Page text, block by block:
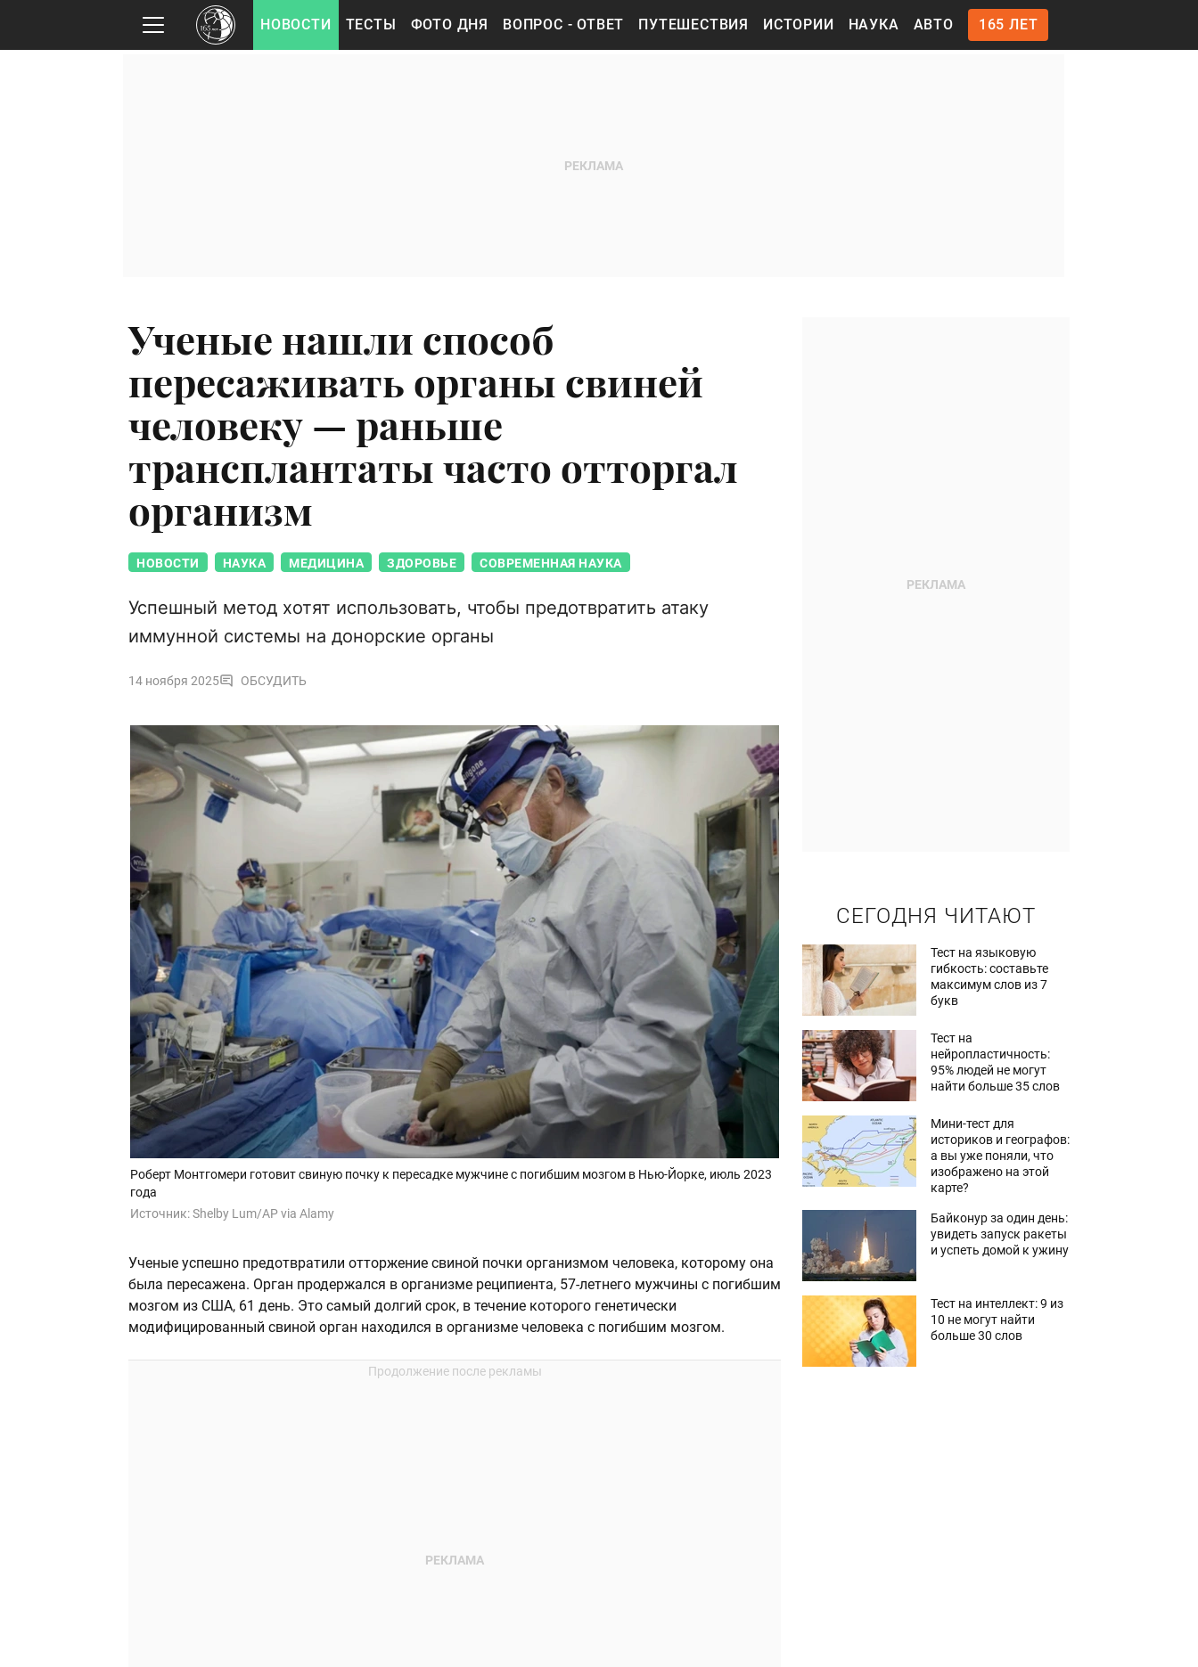
НОВОСТИ ТЕСТЫ ФОТО ДНЯ ВОПРОС - ОТВЕТ ПУТЕШЕСТВИЯ ИСТОРИИ НАУКА АВТО 165 ЛЕТ
Ученые нашли способ
пересаживать органы свиней
человеку — раньше
трансплантаты часто отторгал
организм
НОВОСТИ НАУКА МЕДИЦИНА ЗДОРОВЬЕ СОВРЕМЕННАЯ НАУКА
Успешный метод хотят использовать, чтобы предотвратить атаку
иммунной системы на донорские органы
14 ноября 2025 ОБСУДИТЬ
Роберт Монтгомери готовит свиную почку к пересадке мужчине с погибшим мозгом в Нью-Йорке, июль 2023
года
Источник:Shelby Lum/AP via Alamy
Ученые успешно предотвратили отторжение свиной почки организмом человека, которому она
была пересажена. Орган продержался в организме реципиента, 57-летнего мужчины с погибшим
мозгом из США, 61 день. Это самый долгий срок, в течение которого генетически
модифицированный свиной орган находился в организме человека с погибшим мозгом.
СЕГОДНЯ ЧИТАЮТ
Тест на языковую
гибкость: составьте
максимум слов из 7
букв
Тест на
нейропластичность:
95% людей не могут
найти больше 35 слов
Мини-тест для
историков и географов:
а вы уже поняли, что
изображено на этой
карте?
Байконур за один день:
увидеть запуск ракеты
и успеть домой к ужину
Тест на интеллект: 9 из
10 не могут найти
больше 30 слов